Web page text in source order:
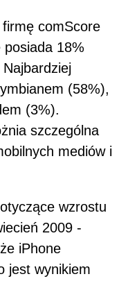
comScore
18%
(58%),
(3%).
szczególna
mediów i
wzrostu
2009 -
iPhone
jest wynikiem